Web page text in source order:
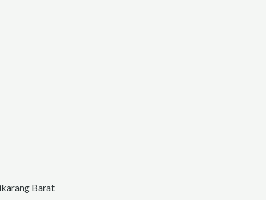
Barat